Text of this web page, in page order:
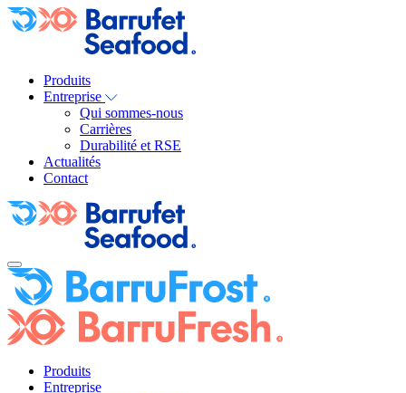
Produits
Entreprise
Qui sommes-nous
Carrières
Durabilité et RSE
Actualités
Contact
Produits
Entreprise